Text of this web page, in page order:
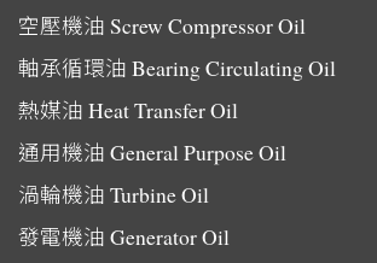
空壓機油 Screw Compressor Oil
軸承循環油 Bearing Circulating Oil
熱媒油 Heat Transfer Oil
通用機油 General Purpose Oil
渦輪機油 Turbine Oil
發電機油 Generator Oil